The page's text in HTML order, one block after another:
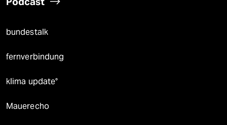
bundestalk
fernverbindung
klima update°
Mauerecho